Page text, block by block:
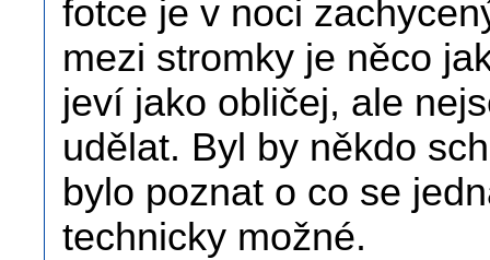
fotce je v noci
mezi stromky je něco
jeví jako obličej, ale
udělat. Byl by někdo
bylo poznat o co se
technicky možné.